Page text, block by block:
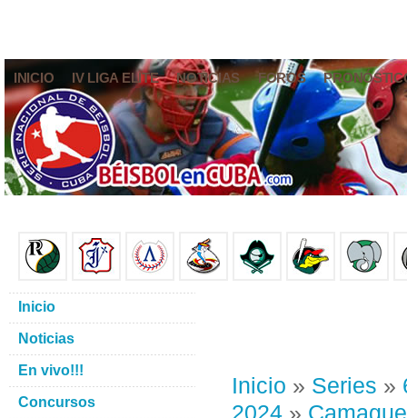
INICIO IV LIGA ELITE NOTICIAS FOROS
Inicio » Series »
2024 »
Inicio
Noticias
En vivo!!!
Concursos